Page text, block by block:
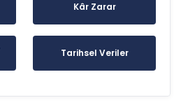
Kâr Zarar
Tarihsel Veriler